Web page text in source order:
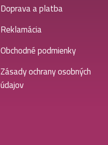
Doprava a platba
Reklamácia
Obchodné podmienky
Zásady ochrany osobných
údajov